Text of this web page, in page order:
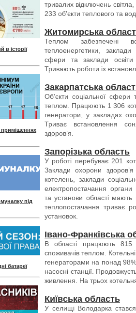
історії
приміщеннях
під
батареї
тривалих відключень
233 об’єкти теплового та
Житомирська
Теплом забезпечені
теплоенергетики,
сфери та заклади
Тривають роботи із
Закарпатська
Об’єкти соціальної сфери
теплом. Працюють 1 306
генератори, у закладах
Триває встановлення
здоровʼя.
Запорізька область
У роботі перебуває 201
Заклади охорони
котелень, заклади
електропостачання
та установи області
теплопостачання триває
установок.
Івано-Франківська
В області працюють 815
споживачів теплом.
генераторами на понад
насосні станції.
живлення. На трьох
Київська область
У селищі Володарка